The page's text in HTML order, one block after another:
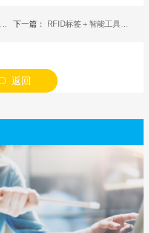
下一篇： RFID标签＋智能工具柜如何实现“数字化管控”的跃迁
返回